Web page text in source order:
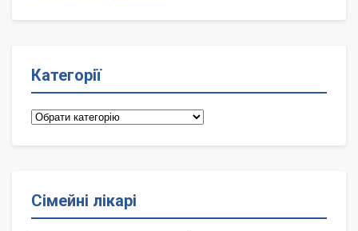
Категорії
Категорії
Сімейні лікарі